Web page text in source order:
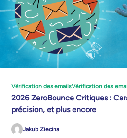
Vérification des emailsVérification des
2026 ZeroBounce Critiques :
précision, et plus encore
Jakub Ziecina